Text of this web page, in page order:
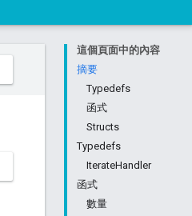
這個頁面中的內容
摘要
Typedefs
函式
Structs
Typedefs
IterateHandler
函式
數量